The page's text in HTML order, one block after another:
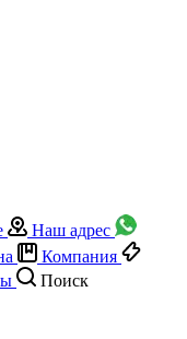
Наш адрес
Компания
Поиск